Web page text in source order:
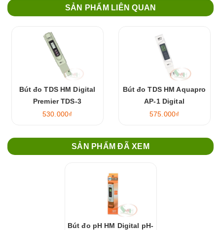
SẢN PHẨM LIÊN QUAN
Bút đo TDS HM Digital
Premier TDS-3
530.000₫
Bút đo TDS HM Aquapro
AP-1 Digital
575.000₫
SẢN PHẨM ĐÃ XEM
Bút đo pH HM Digital pH-